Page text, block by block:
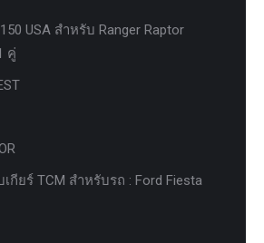
USA สำหรับ Ranger Raptor
คู่
กียร์ TCM สำหรับรถ : Ford Fiesta